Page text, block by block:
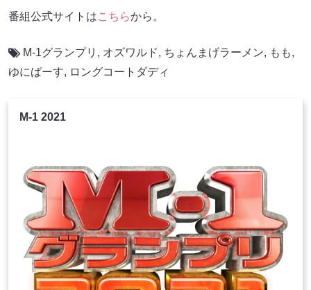
番組公式サイトはこちらから。
M-1グランプリ , オズワルド, ちょんまげラーメン, もも,
ゆにばーす, ロングコートダディ
M-1 2021